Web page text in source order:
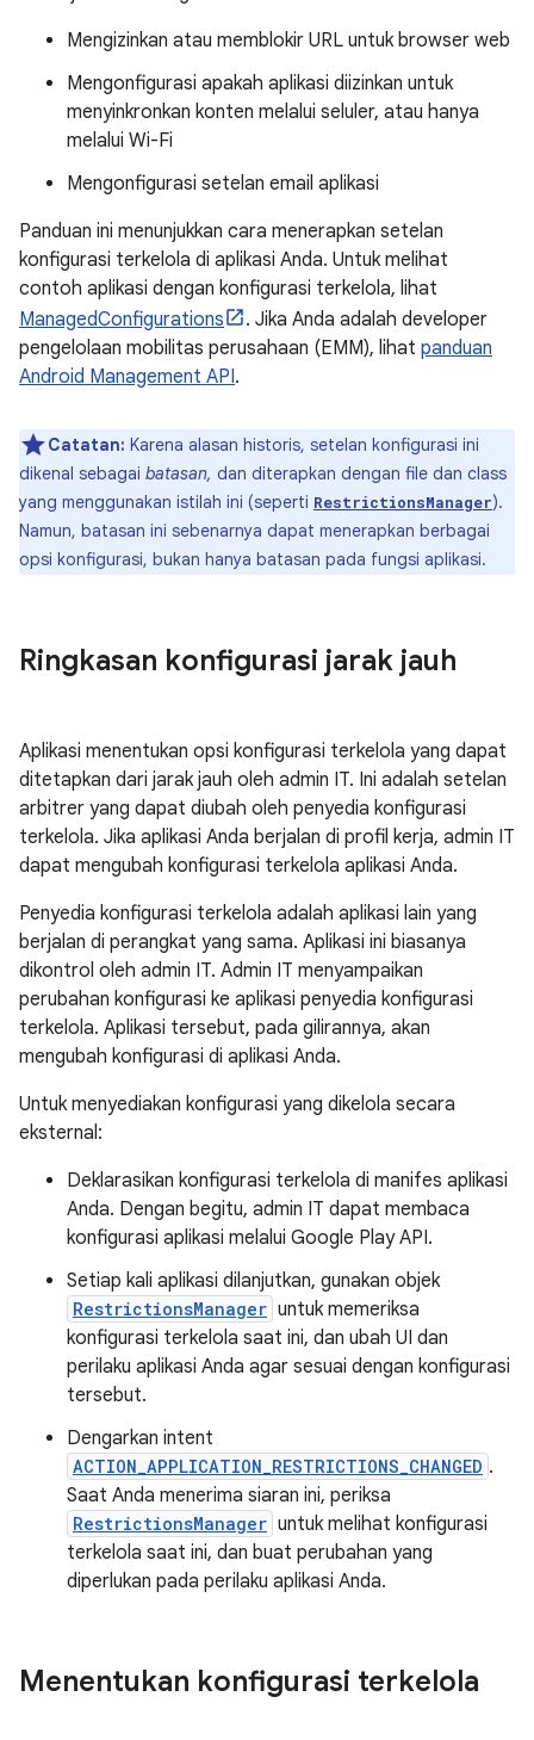
Mengizinkan atau memblokir URL untuk browser web
Mengonfigurasi apakah aplikasi diizinkan untuk
menyinkronkan konten melalui seluler, atau hanya
melalui Wi-Fi
Mengonfigurasi setelan email aplikasi
Panduan ini menunjukkan cara menerapkan setelan
konfigurasi terkelola di aplikasi Anda. Untuk melihat
contoh aplikasi dengan konfigurasi terkelola, lihat
ManagedConfigurations
. Jika Anda adalah developer
pengelolaan mobilitas perusahaan (EMM), lihat panduan
Android Management API.
Catatan: Karena alasan historis, setelan konfigurasi ini
dikenal sebagai batasan, dan diterapkan dengan file dan class
yang menggunakan istilah ini (seperti RestrictionsManager).
Namun, batasan ini sebenarnya dapat menerapkan berbagai
opsi konfigurasi, bukan hanya batasan pada fungsi aplikasi.
Ringkasan konfigurasi jarak jauh
Aplikasi menentukan opsi konfigurasi terkelola yang dapat
ditetapkan dari jarak jauh oleh admin IT. Ini adalah setelan
arbitrer yang dapat diubah oleh penyedia konfigurasi
terkelola. Jika aplikasi Anda berjalan di profil kerja, admin IT
dapat mengubah konfigurasi terkelola aplikasi Anda.
Penyedia konfigurasi terkelola adalah aplikasi lain yang
berjalan di perangkat yang sama. Aplikasi ini biasanya
dikontrol oleh admin IT. Admin IT menyampaikan
perubahan konfigurasi ke aplikasi penyedia konfigurasi
terkelola. Aplikasi tersebut, pada gilirannya, akan
mengubah konfigurasi di aplikasi Anda.
Untuk menyediakan konfigurasi yang dikelola secara
eksternal:
Deklarasikan konfigurasi terkelola di manifes aplikasi
Anda. Dengan begitu, admin IT dapat membaca
konfigurasi aplikasi melalui Google Play API.
Setiap kali aplikasi dilanjutkan, gunakan objek
RestrictionsManager untuk memeriksa
konfigurasi terkelola saat ini, dan ubah UI dan
perilaku aplikasi Anda agar sesuai dengan konfigurasi
tersebut.
Dengarkan intent
ACTION_APPLICATION_RESTRICTIONS_CHANGED .
Saat Anda menerima siaran ini, periksa
RestrictionsManager untuk melihat konfigurasi
terkelola saat ini, dan buat perubahan yang
diperlukan pada perilaku aplikasi Anda.
Menentukan konfigurasi terkelola